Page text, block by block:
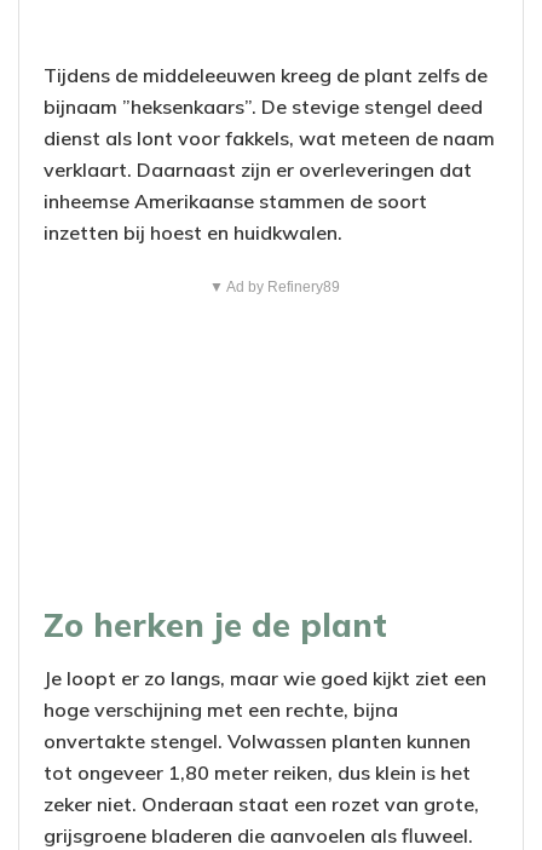
Tijdens de middeleeuwen kreeg de plant zelfs de
bijnaam ”heksenkaars”. De stevige stengel deed
dienst als lont voor fakkels, wat meteen de naam
verklaart. Daarnaast zijn er overleveringen dat
inheemse Amerikaanse stammen de soort
inzetten bij hoest en huidkwalen.
▼ Ad by Refinery89
Zo herken je de plant
Je loopt er zo langs, maar wie goed kijkt ziet een
hoge verschijning met een rechte, bijna
onvertakte stengel. Volwassen planten kunnen
tot ongeveer 1,80 meter reiken, dus klein is het
zeker niet. Onderaan staat een rozet van grote,
grijsgroene bladeren die aanvoelen als fluweel.